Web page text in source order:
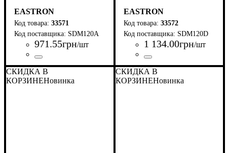
EASTRON
33571
SDM120A
971.55грн/шт
Страна-производитель:
Китай
Серия: SDM
EASTRON
33572
SDM120D
1 134.00грн/шт
Страна-производитель:
Китай
Серия: SDM
СКИДКА В
КОРЗИНЕНовинка
СКИДКА В
КОРЗИНЕНовинка